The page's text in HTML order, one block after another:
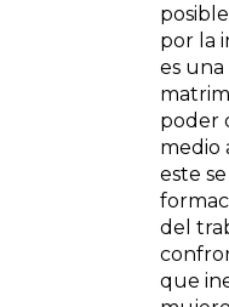
por la
es una
poder
medio
este
del
que